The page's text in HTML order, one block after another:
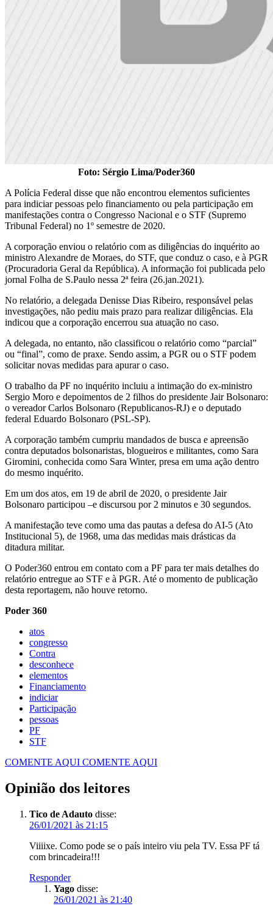
Foto: Sérgio Lima/Poder360
A Polícia Federal disse que não encontrou elementos suficientes
para indiciar pessoas pelo financiamento ou pela participação em
manifestações contra o Congresso Nacional e o STF (Supremo
Tribunal Federal) no 1º semestre de 2020.
A corporação enviou o relatório com as diligências do inquérito ao
ministro Alexandre de Moraes, do STF, que conduz o caso, e à PGR
(Procuradoria Geral da República). A informação foi publicada pelo
jornal Folha de S.Paulo nessa 2ª feira (26.jan.2021).
No relatório, a delegada Denisse Dias Ribeiro, responsável pelas
investigações, não pediu mais prazo para realizar diligências. Ela
indicou que a corporação encerrou sua atuação no caso.
A delegada, no entanto, não classificou o relatório como “parcial”
ou “final”, como de praxe. Sendo assim, a PGR ou o STF podem
solicitar novas medidas para apurar o caso.
O trabalho da PF no inquérito incluiu a intimação do ex-ministro
Sergio Moro e depoimentos de 2 filhos do presidente Jair Bolsonaro:
o vereador Carlos Bolsonaro (Republicanos-RJ) e o deputado
federal Eduardo Bolsonaro (PSL-SP).
A corporação também cumpriu mandados de busca e apreensão
contra deputados bolsonaristas, blogueiros e militantes, como Sara
Giromini, conhecida como Sara Winter, presa em uma ação dentro
do mesmo inquérito.
Em um dos atos, em 19 de abril de 2020, o presidente Jair
Bolsonaro participou –e discursou por 2 minutos e 30 segundos.
A manifestação teve como uma das pautas a defesa do AI-5 (Ato
Institucional 5), de 1968, uma das medidas mais drásticas da
ditadura militar.
O Poder360 entrou em contato com a PF para ter mais detalhes do
relatório entregue ao STF e à PGR. Até o momento de publicação
desta reportagem, não houve retorno.
Poder 360
atos
congresso
Contra
desconhece
elementos
Financiamento
indiciar
Participação
pessoas
PF
STF
COMENTE AQUI COMENTE AQUI
Opinião dos leitores
Tico de Adauto disse:
26/01/2021 às 21:15
Viiiixe. Como pode se o país inteiro viu pela TV. Essa PF tá
com brincadeira!!!
Responder
Yago disse:
26/01/2021 às 21:40